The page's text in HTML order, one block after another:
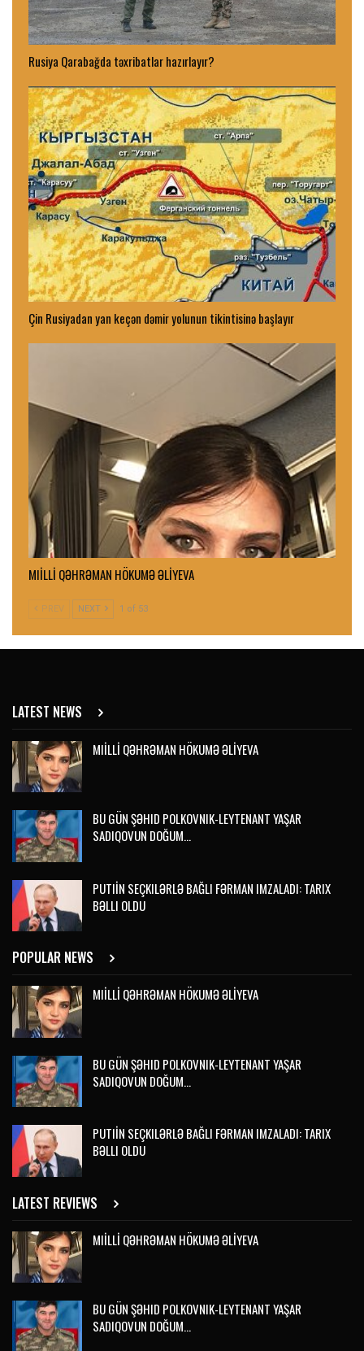
Rusiya Qarabağda təxribatlar hazırlayır?
Çin Rusiyadan yan keçən dəmir yolunun tikintisinə başlayır
MIİLLİ QƏHRƏMAN HÖKUMƏ ƏLİYEVA
PREV NEXT 1 of 53
LATEST NEWS
MIİLLİ QƏHRƏMAN HÖKUMƏ ƏLİYEVA
BU GÜN ŞƏHID POLKOVNIK-LEYTENANT YAŞAR
SADIQOVUN DOĞUM…
PUTIİN SEÇKILƏRLƏ BAĞLI FƏRMAN IMZALADI: TARIX
BƏLLI OLDU
POPULAR NEWS
MIİLLİ QƏHRƏMAN HÖKUMƏ ƏLİYEVA
BU GÜN ŞƏHID POLKOVNIK-LEYTENANT YAŞAR
SADIQOVUN DOĞUM…
PUTIİN SEÇKILƏRLƏ BAĞLI FƏRMAN IMZALADI: TARIX
BƏLLI OLDU
LATEST REVIEWS
MIİLLİ QƏHRƏMAN HÖKUMƏ ƏLİYEVA
BU GÜN ŞƏHID POLKOVNIK-LEYTENANT YAŞAR
SADIQOVUN DOĞUM…